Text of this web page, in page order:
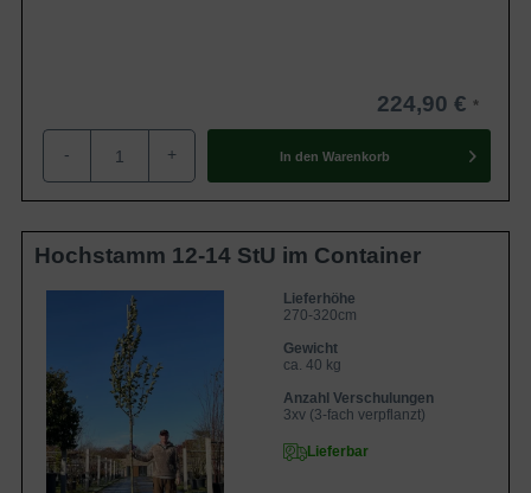
224,90 €
- + In den Warenkorb
Hochstamm 12-14 StU im Container
Lieferhöhe
270-320cm
Gewicht
ca. 40 kg
Anzahl Verschulungen
3xv (3-fach verpflanzt)
Lieferbar